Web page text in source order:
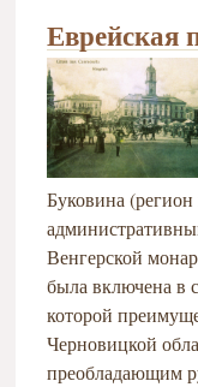
Еврейская
Буковина
Венгерской
была включена в
которой
Черновицкой
преобладающим